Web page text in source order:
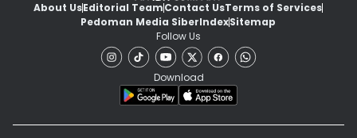
About UsEditorial TeamContact UsTerms of Services
Pedoman Media SiberIndexSitemap
Follow Us
Download